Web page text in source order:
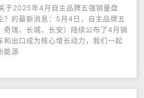
于2025年4月自主品牌五强销量盘
？的最新消息：5月4日，自主品牌五
奇瑞、长城、长安）陆续公布了4月销
和出口成为核心增长动力，我们一起
能源